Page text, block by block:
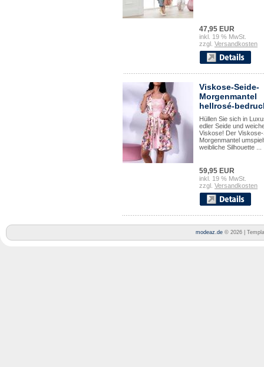
47,95 EUR
inkl. 19 % MwSt.
zzgl. Versandkosten
Viskose-Seide-
Morgenmantel
hellrosé-
Hüllen Sie sich in
edler Seide und
Viskose! Der
Morgenmantel
weibliche Silhouette ...
59,95 EUR
inkl. 19 % MwSt.
zzgl. Versandkosten
modeaz.de © 2026 |